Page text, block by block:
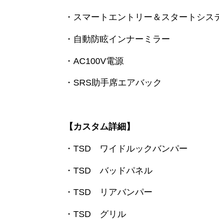
・スマートエントリー＆スタートシス
・自動防眩インナーミラー
・AC100V電源
・SRS助手席エアバック
【カスタム詳細】
・TSD ワイドルックバンパー
・TSD バッドパネル
・TSD リアバンパー
・TSD グリル